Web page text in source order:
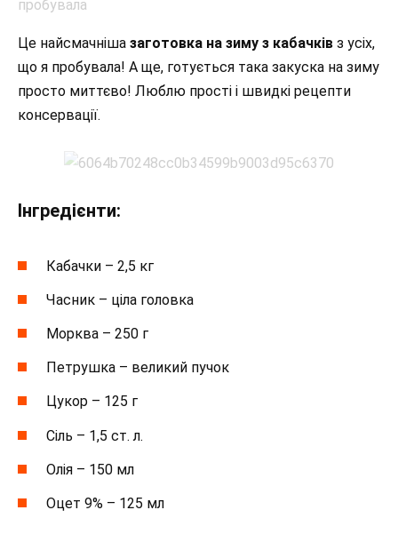
Це найсмачніша заготовка на зиму з кабачків з усіх,
що я пробувала! А ще, готується така закуска на зиму
просто миттєво! Люблю прості і швидкі рецепти
консервації.
Інгредієнти:
Кабачки – 2,5 кг
Часник – ціла головка
Морква – 250 г
Петрушка – великий пучок
Цукор – 125 г
Сіль – 1,5 ст. л.
Олія – 150 мл
Оцет 9% – 125 мл